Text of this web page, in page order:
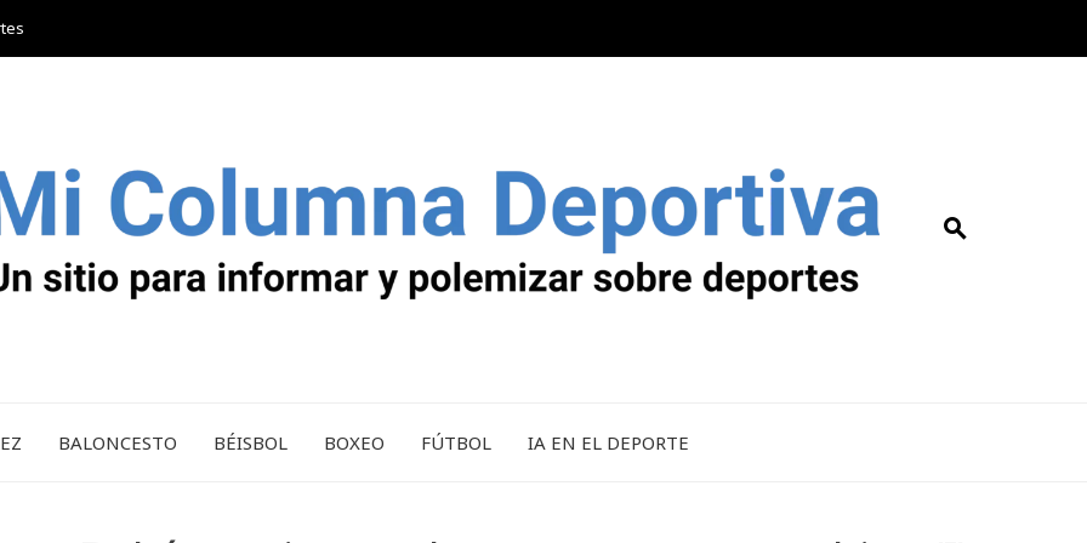
BALONCESTO BÉISBOL BOXEO FÚTBOL IA EN EL DEPORTE